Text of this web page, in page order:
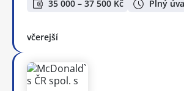
35 000 – 37 500 Kč Plný
včerejší